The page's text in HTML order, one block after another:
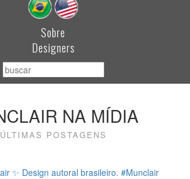
Sobre
Designers
NA MÍDIA
ÚLTIMAS POSTAGENS